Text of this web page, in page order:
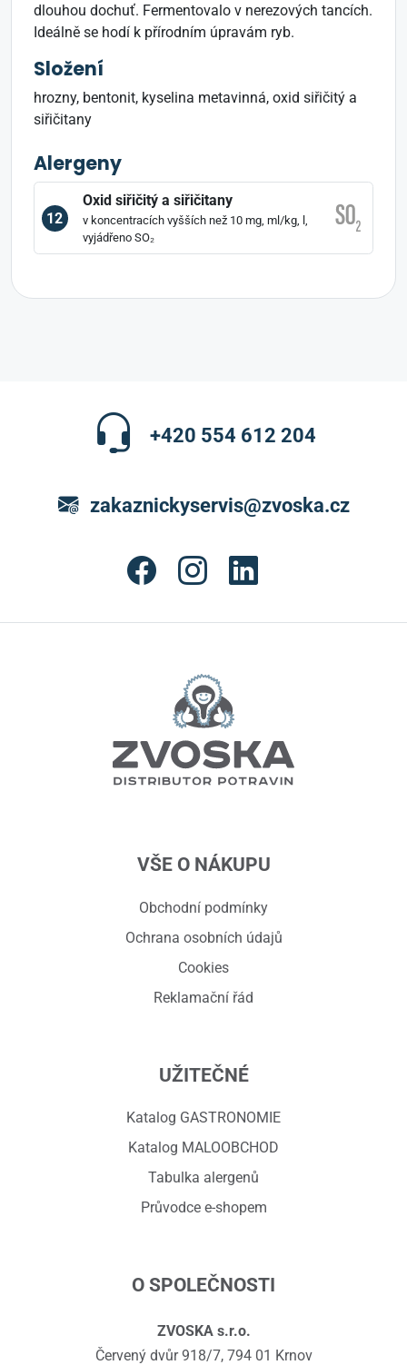
dlouhou dochuť. Fermentovalo v nerezových tancích.
Ideálně se hodí k přírodním úpravám ryb.
Složení
hrozny, bentonit, kyselina metavinná, oxid siřičitý a
siřičitany
Alergeny
12
Oxid siřičitý a siřičitany
v koncentracích vyšších než 10 mg, ml/kg, l,
vyjádřeno SO₂
+420 554 612 204
zakaznickyservis@zvoska.cz
VŠE O NÁKUPU
Obchodní podmínky
Ochrana osobních údajů
Cookies
Reklamační řád
UŽITEČNÉ
Katalog GASTRONOMIE
Katalog MALOOBCHOD
Tabulka alergenů
Průvodce e-shopem
O SPOLEČNOSTI
ZVOSKA s.r.o.
Červený dvůr 918/7, 794 01 Krnov